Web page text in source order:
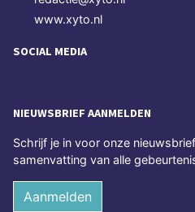
www.xyto.nl
SOCIAL MEDIA
NIEUWSBRIEF AANMELDEN
Schrijf je in voor onze
samenvatting van alle
Aanmelden